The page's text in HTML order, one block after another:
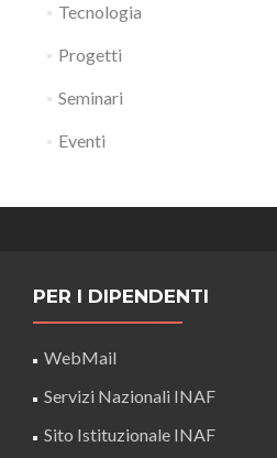
Tecnologia
Progetti
Seminari
Eventi
PER I DIPENDENTI
WebMail
Servizi Nazionali INAF
Sito Istituzionale INAF